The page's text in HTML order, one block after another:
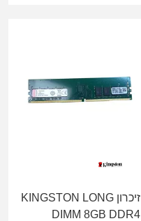
זיכרון KINGSTON LONG
DIMM 8GB DDR4